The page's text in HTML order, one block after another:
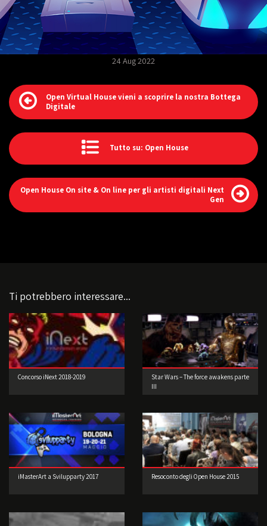
24 Aug 2022
Open Virtual House vieni a scoprire la nostra Bottega
Digitale
Tutto su: Open House
Open House On site & On line per gli artisti digitali Next
Gen
Ti potrebbero interessare...
Concorso iNext 2018-2019
Star Wars – The force awakens parte
III
iMasterArt a Svilupparty 2017 Resoconto degli Open House 2015